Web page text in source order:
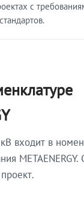
с
входит в